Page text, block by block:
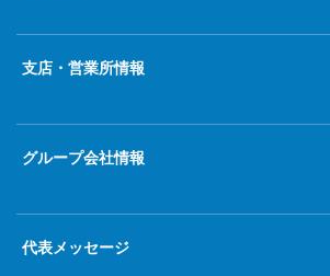
支店・営業所情報
グループ会社情報
代表メッセージ